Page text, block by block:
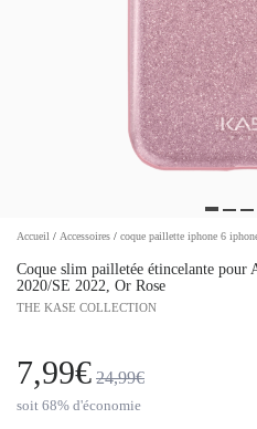
Accueil / Accessoires / coque paillette iphone 6
Coque slim pailletée étincelante pour
2020/SE 2022, Or Rose
THE KASE COLLECTION
7,99€ 24,99€
soit 68% d'économie